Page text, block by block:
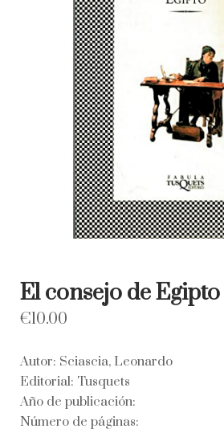
El consejo de Egipto
€10.00
Autor: Sciascia, Leonardo
Editorial: Tusquets
Año de publicación:
Número de páginas: